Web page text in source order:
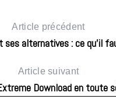
Article précédent
ses alternatives : ce qu’il
Article suivant
Download en toute